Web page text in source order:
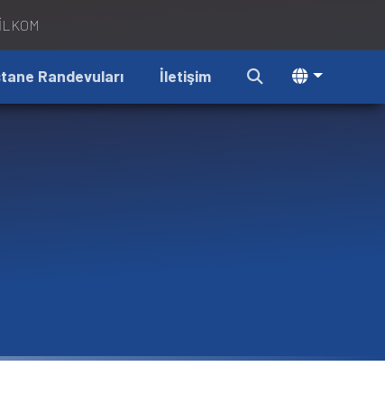
Randevuları İletişim